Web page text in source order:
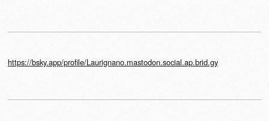
https://bsky.app/profile/Laurignano.mastodon.social.ap.brid.gy